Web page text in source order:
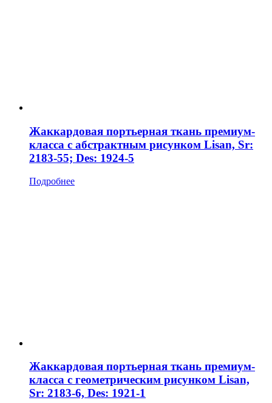
Жаккардовая портьерная ткань премиум-
класса с абстрактным рисунком Lisan, Sr:
2183-55; Des: 1924-5
Подробнее
Жаккардовая портьерная ткань премиум-
класса с геометрическим рисунком Lisan,
Sr: 2183-6, Des: 1921-1